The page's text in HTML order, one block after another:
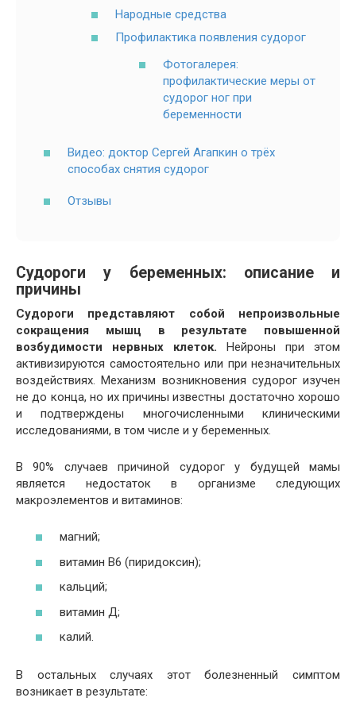
Народные средства
Профилактика появления судорог
Фотогалерея:
профилактические меры от
судорог ног при
беременности
Видео: доктор Сергей Агапкин о трёх
способах снятия судорог
Отзывы
Судороги у беременных: описание и
причины
Судороги представляют собой непроизвольные
сокращения мышц в результате повышенной
возбудимости нервных клеток. Нейроны при этом
активизируются самостоятельно или при незначительных
воздействиях. Механизм возникновения судорог изучен
не до конца, но их причины известны достаточно хорошо
и подтверждены многочисленными клиническими
исследованиями, в том числе и у беременных.
В 90% случаев причиной судорог у будущей мамы
является недостаток в организме следующих
макроэлементов и витаминов:
магний;
витамин В6 (пиридоксин);
кальций;
витамин Д;
калий.
В остальных случаях этот болезненный симптом
возникает в результате: